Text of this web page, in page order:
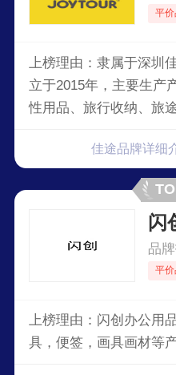
平
上榜理由：隶属于深圳
立于2015年，主要生产
性用品、旅行收纳、旅
标准要求，致力于打造
佳途品牌详细
闪
品
平
上榜理由：闪创办公用
具，便签，画具画材等产